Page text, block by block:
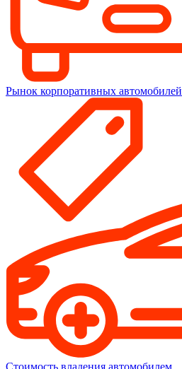
Рынок корпоративных автомобилей
Стоимость владения автомобилем